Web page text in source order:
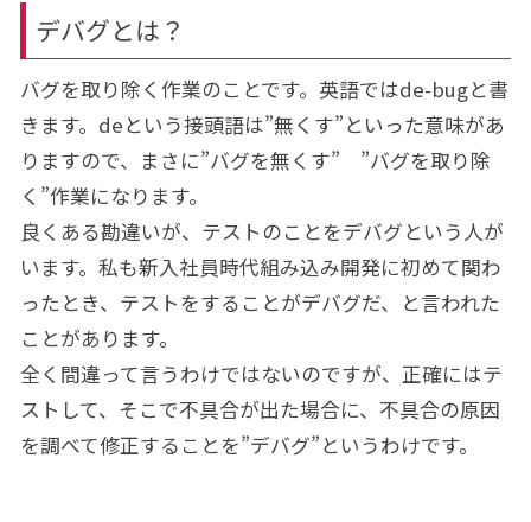
デバグとは？
バグを取り除く作業のことです。英語ではde-bugと書
きます。deという接頭語は”無くす”といった意味があ
りますので、まさに”バグを無くす” ”バグを取り除
く”作業になります。
良くある勘違いが、テストのことをデバグという人が
います。私も新入社員時代組み込み開発に初めて関わ
ったとき、テストをすることがデバグだ、と言われた
ことがあります。
全く間違って言うわけではないのですが、正確にはテ
ストして、そこで不具合が出た場合に、不具合の原因
を調べて修正することを”デバグ”というわけです。